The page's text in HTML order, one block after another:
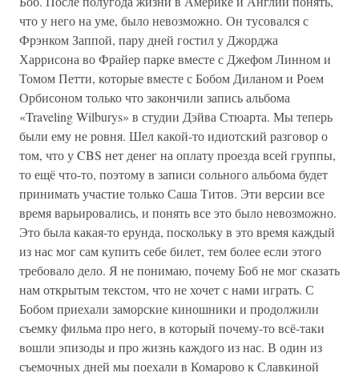
что у него на уме, было невозможно. Он тусовался с
Фрэнком Заппой, пару дней гостил у Джорджа
Харрисона во Фрайер парке вместе с Джефом Линном и
Томом Петти, которые вместе с Бобом Диланом и Роем
Орбисоном только что закончили запись альбома
«Traveling Wilburys» в студии Дэйва Стюарта. Мы теперь
были ему не ровня. Шел какой-то идиотский разговор о
том, что у CBS нет денег на оплату проезда всей группы,
то ещё что-то, поэтому в записи сольного альбома будет
принимать участие только Саша Титов. Эти версии все
время варьировались, и понять все это было невозможно.
Это была какая-то ерунда, поскольку в это время каждый
из нас мог сам купить себе билет, тем более если этого
требовало дело. Я не понимаю, почему Боб не мог сказать
нам открытым текстом, что не хочет с нами играть. С
Бобом приехали заморские киношники и продолжили
съемку фильма про него, в который почему-то всё-таки
вошли эпизоды и про жизнь каждого из нас. В один из
съемочных дней мы поехали в Комарово к Славкиной